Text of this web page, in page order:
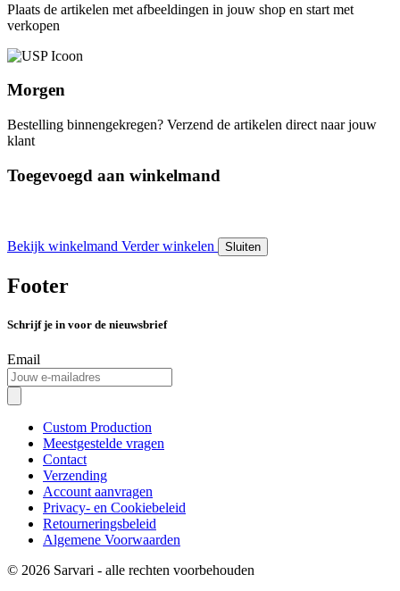
Plaats de artikelen met afbeeldingen in jouw shop en start met
verkopen
Morgen
Bestelling binnengekregen? Verzend de artikelen direct naar jouw
klant
Toegevoegd aan winkelmand
Bekijk winkelmand Verder winkelen Sluiten
Footer
Schrijf je in voor de nieuwsbrief
Email
Custom Production
Meestgestelde vragen
Contact
Verzending
Account aanvragen
Privacy- en Cookiebeleid
Retourneringsbeleid
Algemene Voorwaarden
© 2026 Sarvari - alle rechten voorbehouden